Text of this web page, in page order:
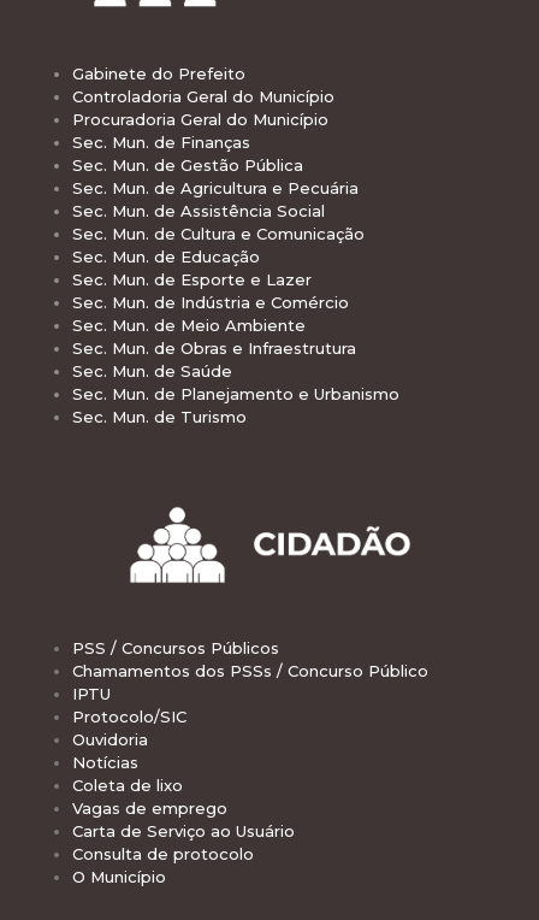
Gabinete do Prefeito
Controladoria Geral do Município
Procuradoria Geral do Município
Sec. Mun. de Finanças
Sec. Mun. de Gestão Pública
Sec. Mun. de Agricultura e Pecuária
Sec. Mun. de Assistência Social
Sec. Mun. de Cultura e Comunicação
Sec. Mun. de Educação
Sec. Mun. de Esporte e Lazer
Sec. Mun. de Indústria e Comércio
Sec. Mun. de Meio Ambiente
Sec. Mun. de Obras e Infraestrutura
Sec. Mun. de Saúde
Sec. Mun. de Planejamento e Urbanismo
Sec. Mun. de Turismo
PSS / Concursos Públicos
Chamamentos dos PSSs / Concurso Público
IPTU
Protocolo/SIC
Ouvidoria
Notícias
Coleta de lixo
Vagas de emprego
Carta de Serviço ao Usuário
Consulta de protocolo
O Município